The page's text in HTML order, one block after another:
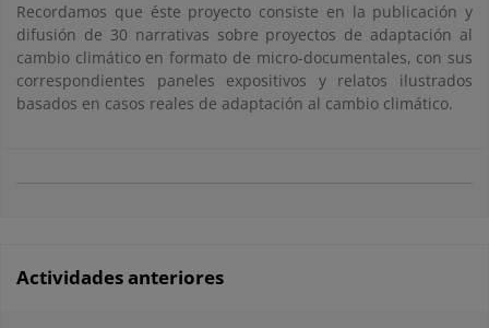
Recordamos que éste proyecto consiste en la publicación y
difusión de 30 narrativas sobre proyectos de adaptación al
cambio climático en formato de micro-documentales, con sus
correspondientes paneles expositivos y relatos ilustrados
basados en casos reales de adaptación al cambio climático.
Actividades anteriores